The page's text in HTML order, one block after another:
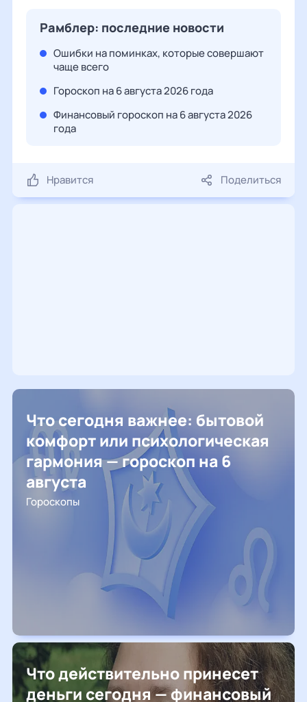
Рамблер: последние новости
Ошибки на поминках, которые совершают
чаще всего
Гороскоп на 6 августа 2026 года
Финансовый гороскоп на 6 августа 2026
года
Нравится Поделиться
Что сегодня важнее: бытовой
комфорт или психологическая
гармония — гороскоп на 6
августа
Гороскопы
Что действительно принесет
деньги сегодня — финансовый